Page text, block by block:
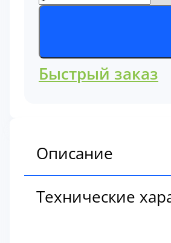
товара
гидравлический
сетчатый
Komatsu
Быстрый заказ
Описание
Технические